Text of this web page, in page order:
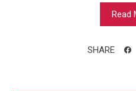
Read
SHARE